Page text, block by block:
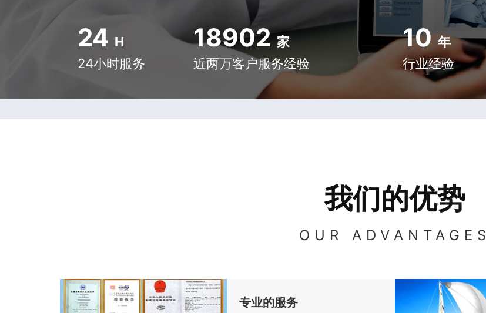
24 H
24小时服务
18902 家
近两万客户服务经验
10 年
行业经验
我们的优势
OUR ADVANTAGES
专业的服务